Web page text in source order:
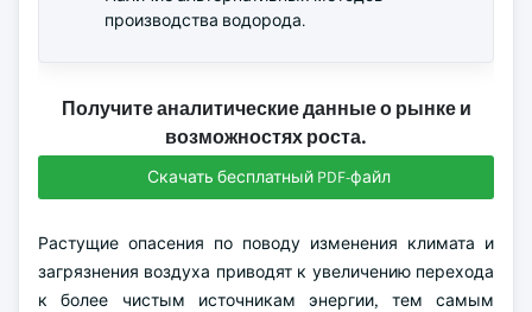
производства водорода.
Получите аналитические данные о рынке и
возможностях роста.
Скачать бесплатный PDF-файл
Растущие опасения по поводу изменения климата и
загрязнения воздуха приводят к увеличению перехода
к более чистым источникам энергии, тем самым